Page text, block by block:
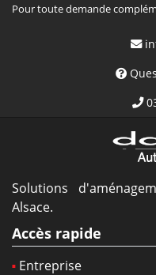
Pour toute demande
Solutions
Alsace.
Accès rapide
Entreprise